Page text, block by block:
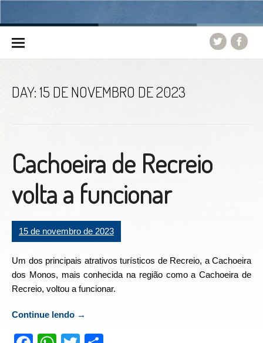
DAY: 15 DE NOVEMBRO DE 2023
Cachoeira de Recreio
volta a funcionar
15 de novembro de 2023
Um dos principais atrativos turísticos de Recreio, a Cachoeira
dos Monos, mais conhecida na região como a Cachoeira de
Recreio, voltou a funcionar.
Continue lendo “Cachoeira de Recreio volta a funcionar”
→